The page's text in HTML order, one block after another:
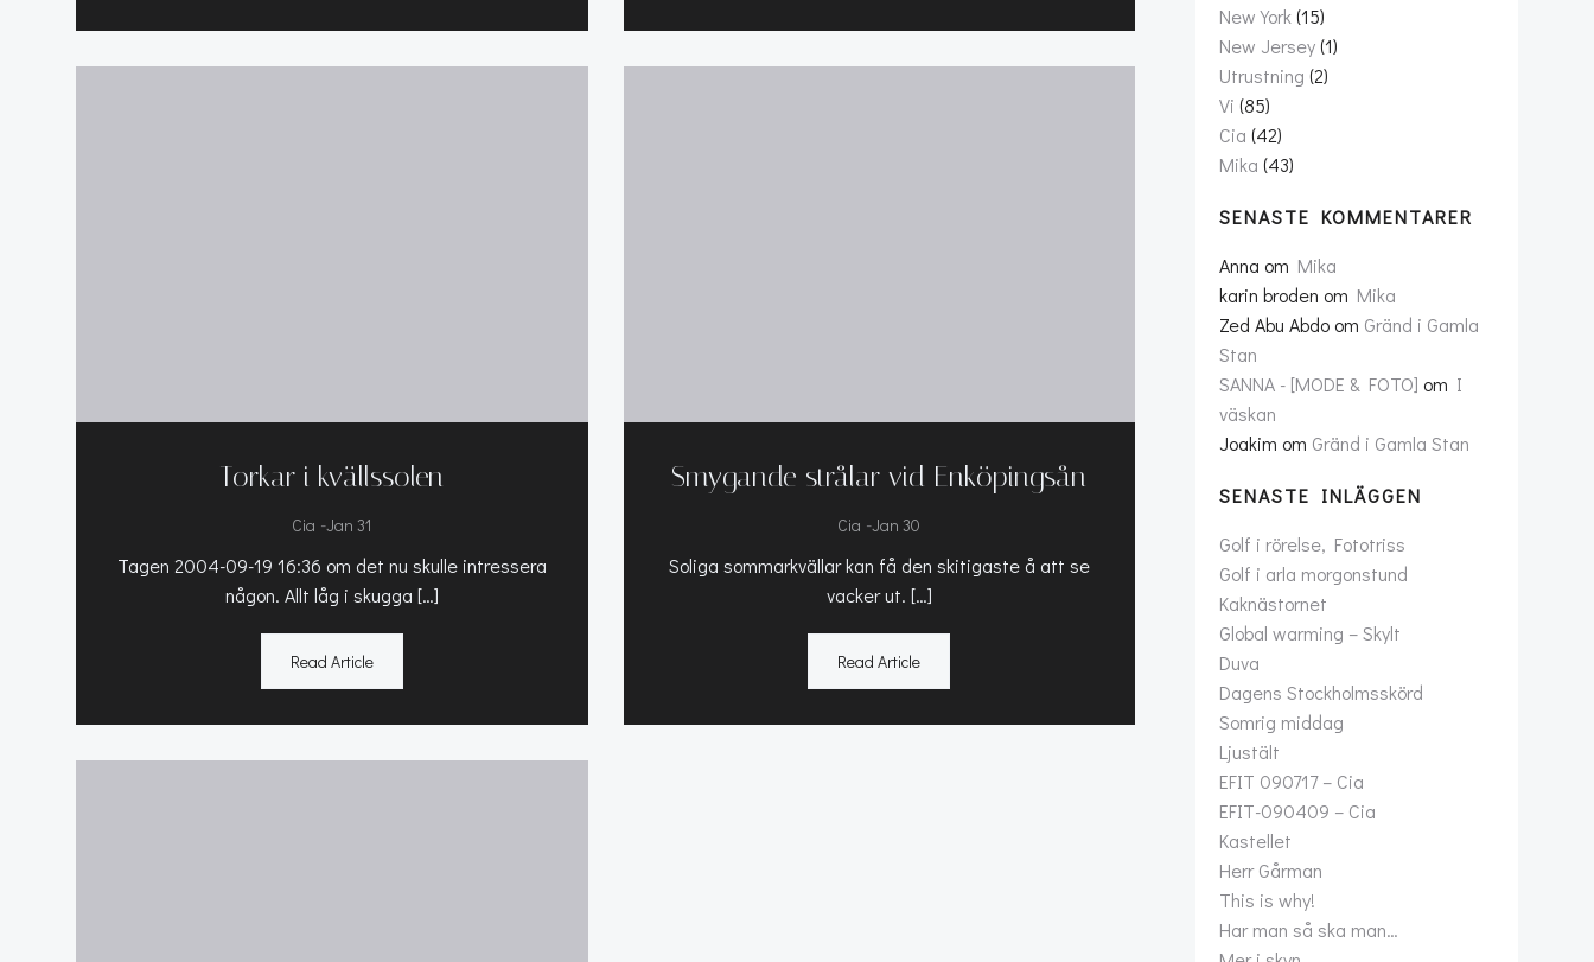
Torkar i kvällssolen
Cia -Jan 31
Tagen 2004-09-19 16:36 om det nu skulle intressera
någon. Allt låg i skugga […]
Read Article
Smygande strålar vid Enköpingsån
Cia -Jan 30
Soliga sommarkvällar kan få den skitigaste å att se
vacker ut. […]
Read Article
New York(15)
New Jersey(1)
Utrustning (2)
Vi (85)
Cia (42)
Mika (43)
SENASTE KOMMENTARER
Anna om Mika
karin broden om Mika
Zed Abu Abdo om Gränd i Gamla
Stan
SANNA - [MODE & FOTO] om I
väskan
Joakim om Gränd i Gamla Stan
SENASTE INLÄGGEN
Golf i rörelse, Fototriss
Golf i arla morgonstund
Kaknästornet
Global warming – Skylt
Duva
Dagens Stockholmsskörd
Somrig middag
Ljustält
EFIT 090717 – Cia
EFIT-090409 – Cia
Kastellet
Herr Gårman
This is why!
Har man så ska man…